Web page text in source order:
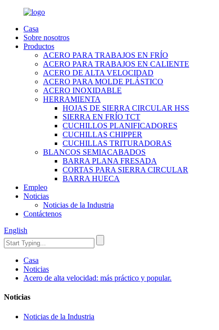
Casa
Sobre nosotros
Productos
ACERO PARA TRABAJOS EN FRÍO
ACERO PARA TRABAJOS EN CALIENTE
ACERO DE ALTA VELOCIDAD
ACERO PARA MOLDE PLÁSTICO
ACERO INOXIDABLE
HERRAMIENTA
HOJAS DE SIERRA CIRCULAR HSS
SIERRA EN FRÍO TCT
CUCHILLOS PLANIFICADORES
CUCHILLAS CHIPPER
CUCHILLAS TRITURADORAS
BLANCOS SEMIACABADOS
BARRA PLANA FRESADA
CORTAS PARA SIERRA CIRCULAR
BARRA HUECA
Empleo
Noticias
Noticias de la Industria
Contáctenos
English
Casa
Noticias
Acero de alta velocidad: más práctico y popular.
Noticias
Noticias de la Industria